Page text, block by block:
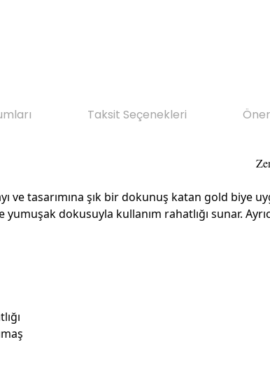
Taksit Seçenekleri
ve tasarımına şık bir dokunuş katan gold biye
dokusuyla kullanım rahatlığı sunar.